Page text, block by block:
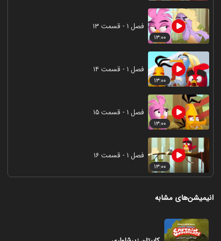
۱۳:۰۰
فصل ۱ - قسمت ۱۳
۱۳:۰۰
فصل ۱ - قسمت ۱۴
۱۳:۰۰
فصل ۱ - قسمت ۱۵
۱۳:۰۰
فصل ۱ - قسمت ۱۶
انیمیشن‌های مشابه